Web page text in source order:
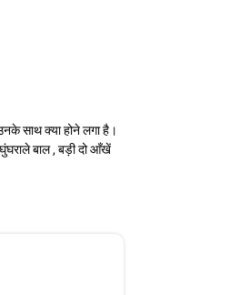
साथ क्या होने लगा है।
घुंघराले बाल , बड़ी दो आँखें